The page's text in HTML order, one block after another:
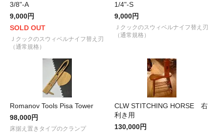
3/8"-A
9,000円
SOLD OUT
Ｊクックのスウィベルナイフ替え刃
（通常規格）
1/4"-S
9,000円
Ｊクックのスウィベルナイフ替え刃
（通常規格）
Romanov Tools Pisa Tower
98,000円
床据え置きタイプのクランプ
CLW STITCHING HORSE 右
利き用
130,000円